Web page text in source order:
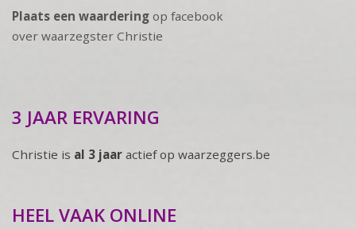
Plaats een waardering op facebook
over waarzegster Christie
3 JAAR ERVARING
Christie is al 3 jaar actief op waarzeggers.be
HEEL VAAK ONLINE